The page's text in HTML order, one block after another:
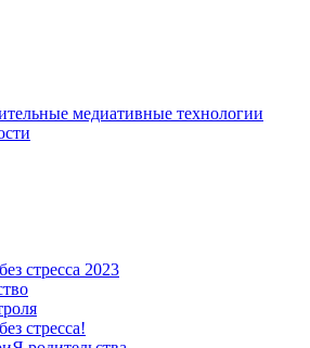
медиативные технологии
стресса 2023
стресса!